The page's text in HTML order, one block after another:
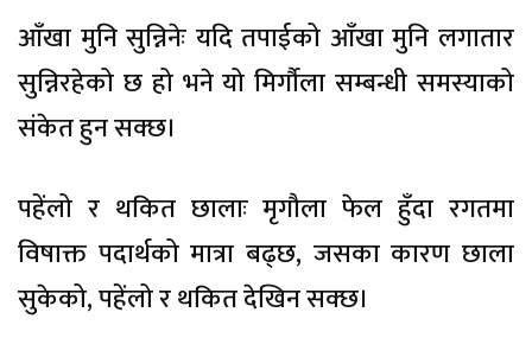
आँखा मुनि सुन्निनेः यदि तपाईको आँखा मुनि लगातार
सुन्निरहेको छ हो भने यो मिर्गौला सम्बन्धी समस्याको
संकेत हुन सक्छ।
पहेंलो र थकित छालाः मृगौला फेल हुँदा रगतमा
विषाक्त पदार्थको मात्रा बढ्छ, जसका कारण छाला
सुकेको, पहेंलो र थकित देखिन सक्छ।